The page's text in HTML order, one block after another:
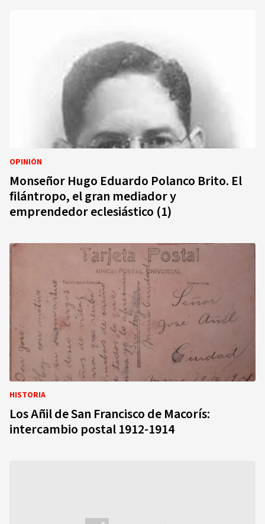
OPINIÓN
Monseñor Hugo Eduardo Polanco Brito. El
filántropo, el gran mediador y
emprendedor eclesiástico (1)
HISTORIA
Los Añil de San Francisco de Macorís:
intercambio postal 1912-1914